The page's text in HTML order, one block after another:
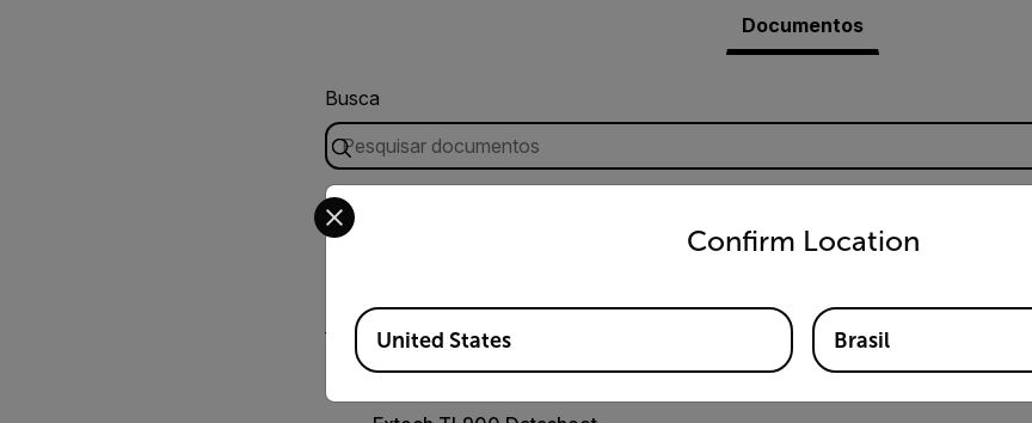
Documentos
Busca
Confirm Location
Select your preferred country and language from the options below to access the
Available Locations
United States Brasil